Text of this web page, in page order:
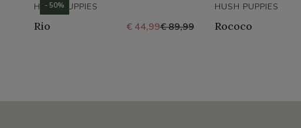
HUSH PUPPIES
Rio € 44,99€ 89,99
- 50% HUSH PUPPIES
Rococo